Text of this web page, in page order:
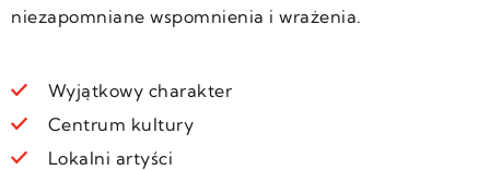
niezapomniane wspomnienia i wrażenia.
Wyjątkowy charakter
Centrum kultury
Lokalni artyści